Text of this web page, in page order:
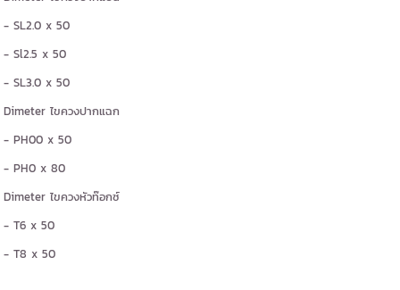
- SL2.0 x 50
- Sl2.5 x 50
- SL3.0 x 50
Dimeter ไขควงปากแฉก
- PH00 x 50
- PH0 x 80
Dimeter ไขควงหัวท๊อกซ์
- T6 x 50
- T8 x 50